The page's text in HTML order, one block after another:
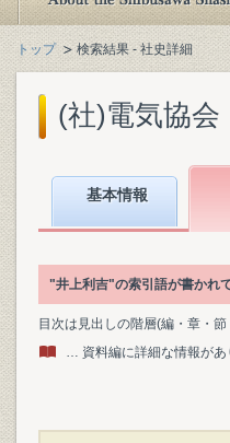
トップ 検索結果 - 社史詳細
(社)電気協会
基本情報
"井上利吉"の索引語が書かれ
目次は見出しの階層(編・章・
… 資料編に詳細な情報があ